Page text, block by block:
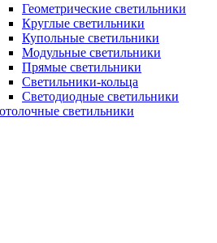
Геометрические светильники
Круглые светильники
Купольные светильники
Модульные светильники
Прямые светильники
Светильники-кольца
Светодиодные светильники
светильники